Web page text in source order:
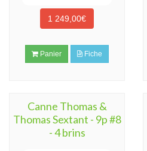
1 249,00€
Panier Fiche
Canne Thomas &
Thomas Sextant - 9p #8
- 4 brins